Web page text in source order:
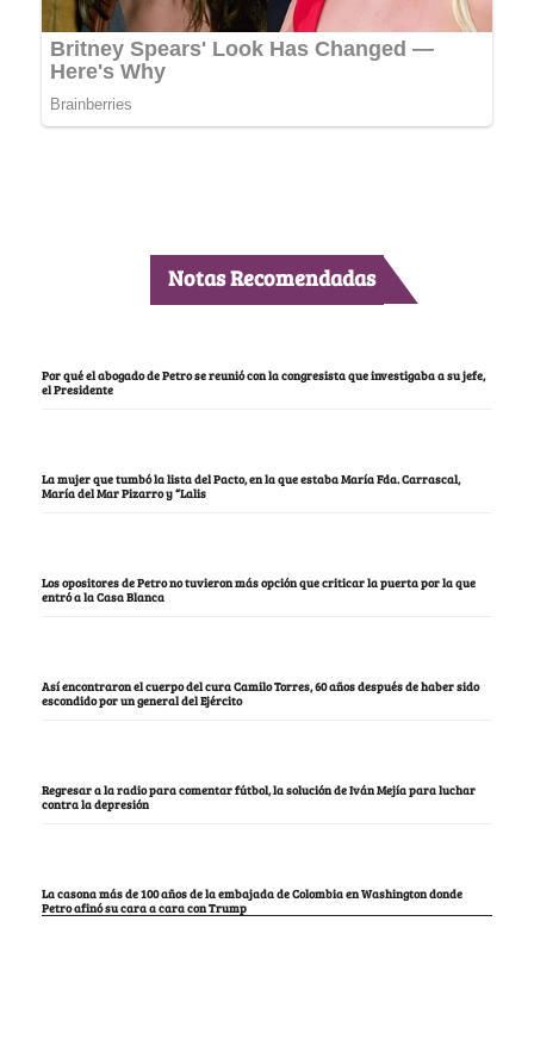
Notas Recomendadas
Por qué el abogado de Petro se reunió con la congresista que investigaba a su jefe,
el Presidente
La mujer que tumbó la lista del Pacto, en la que estaba María Fda. Carrascal,
María del Mar Pizarro y “Lalis
Los opositores de Petro no tuvieron más opción que criticar la puerta por la que
entró a la Casa Blanca
Así encontraron el cuerpo del cura Camilo Torres, 60 años después de haber sido
escondido por un general del Ejército
Regresar a la radio para comentar fútbol, la solución de Iván Mejía para luchar
contra la depresión
La casona más de 100 años de la embajada de Colombia en Washington donde
Petro afinó su cara a cara con Trump